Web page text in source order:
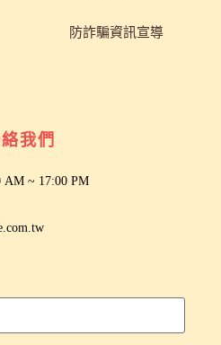
防詐騙資訊宣導
我們
~ 17:00 PM